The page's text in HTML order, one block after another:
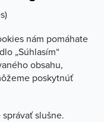
nám pomáhate
„Súhlasím“
obsahu,
poskytnúť
slušne.